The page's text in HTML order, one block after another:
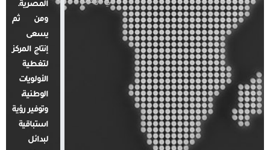
المصرية.
ومن ثم
يسعى
إنتاج المركز
لتغطية
الأولويات
الوطنية،
وتوفير رؤية
استباقية
لبدائل